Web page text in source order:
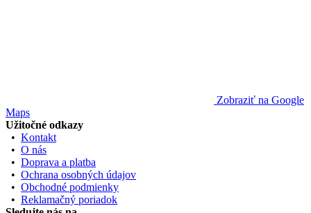
Zobraziť na Google
Maps
Užitočné odkazy
• Kontakt
• O nás
• Doprava a platba
• Ochrana osobných údajov
• Obchodné podmienky
• Reklamačný poriadok